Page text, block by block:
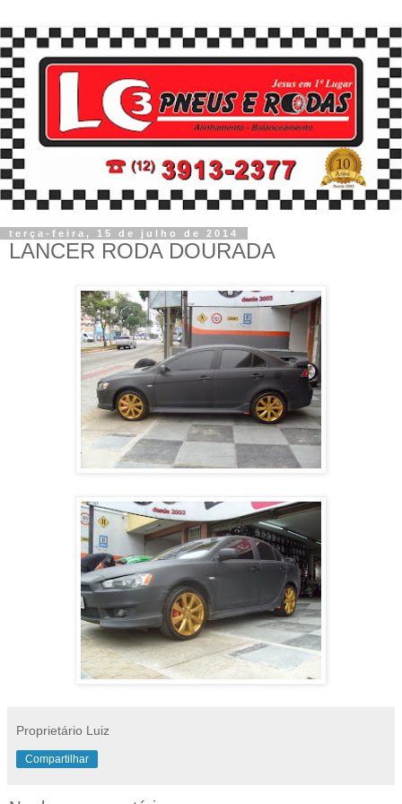
terça-feira, 15 de julho de 2014
LANCER RODA DOURADA
Proprietário Luiz
Compartilhar